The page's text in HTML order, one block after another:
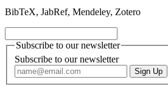
BibTeX, JabRef, Mendeley, Zotero
Subscribe to our newsletter
Subscribe to our newsletter